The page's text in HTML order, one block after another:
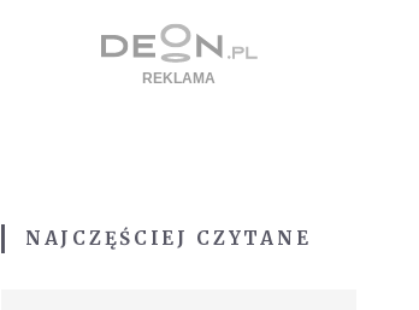
NAJCZĘŚCIEJ CZYTANE